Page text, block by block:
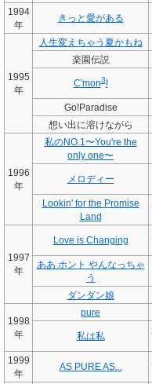
1994
年
きっと愛がある
1995
年
人生変えちゃう夏かもね
楽園伝説
C'mon3!
Go!Paradise
想い出に溶けながら
1996
年
私のNO.1〜You're the
only one〜
メロディー
Lookin' for the Promise
Land
1997
年
Love is Changing
ああ ホント やんなっちゃ
う
ダンダン娘
1998
年
pure
私は私
1999
年
AS PURE AS...